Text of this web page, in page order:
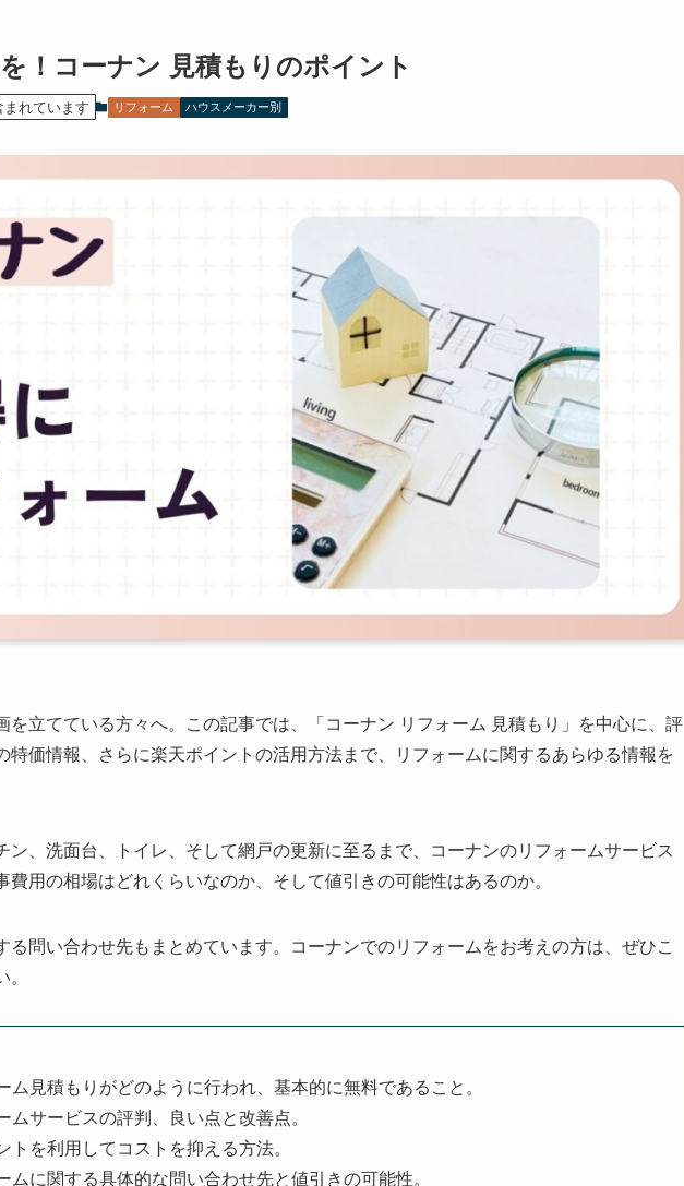
！コーナン 見積もりのポイント
れています リフォーム ハウスメーカー別
を立てている方々へ。この記事では、「コーナン リフォーム 見積もり」を中心に、評
特価情報、さらに楽天ポイントの活用方法まで、リフォームに関するあらゆる情報を
ン、洗面台、トイレ、そして網戸の更新に至るまで、コーナンのリフォームサービス
費用の相場はどれくらいなのか、そして値引きの可能性はあるのか。
る問い合わせ先もまとめています。コーナンでのリフォームをお考えの方は、ぜひこ
ム見積もりがどのように行われ、基本的に無料であること。
ムサービスの評判、良い点と改善点。
トを利用してコストを抑える方法。
ムに関する具体的な問い合わせ先と値引きの可能性。